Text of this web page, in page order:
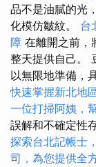
品不是油膩的光
化模仿皺紋。 台
障 在離開之前，
整天提供自己。
以無限地準備，
快速掌握新北地
一位打掃阿姨，
誤解和不確定性
探索台北記帳士
司，為您提供全